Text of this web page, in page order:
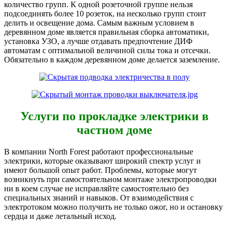
количество групп. К одной розеточной группе нельзя
подсоединять более 10 розеток, на несколько групп стоит
делить и освещение дома. Самым важным условием в
деревянном доме является правильная сборка автоматики,
установка УЗО, а лучше отдавать предпочтение ДИФ
автоматам с оптимальной величиной силы тока и отсечки.
Обязательно в каждом деревянном доме делается заземление.
Услуги по прокладке электрики в
частном доме
В компании North Forest работают профессиональные
электрики, которые оказывают широкий спектр услуг и
имеют большой опыт работ. Проблемы, которые могут
возникнуть при самостоятельном монтаже электропроводки
ни в коем случае не исправляйте самостоятельно без
специальных знаний и навыков. От взаимодействия с
электротоком можно получить не только ожог, но и остановку
сердца и даже летальный исход.